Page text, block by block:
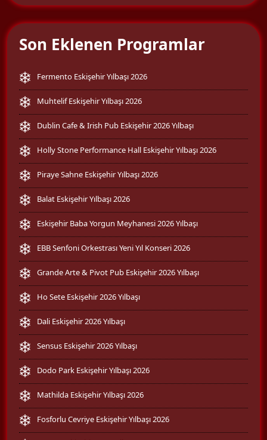
Son Eklenen Programlar
Fermento Eskişehir Yılbaşı 2026
Muhtelif Eskişehir Yılbaşı 2026
Dublin Cafe & Irish Pub Eskişehir 2026 Yılbaşı
Holly Stone Performance Hall Eskişehir Yılbaşı 2026
Piraye Sahne Eskişehir Yılbaşı 2026
Balat Eskişehir Yılbaşı 2026
Eskişehir Baba Yorgun Meyhanesi 2026 Yılbaşı
EBB Senfoni Orkestrası Yeni Yıl Konseri 2026
Grande Arte & Pivot Pub Eskişehir 2026 Yılbaşı
Ho Sete Eskişehir 2026 Yılbaşı
Dali Eskişehir 2026 Yılbaşı
Sensus Eskişehir 2026 Yılbaşı
Dodo Park Eskişehir Yılbaşı 2026
Mathilda Eskişehir Yılbaşı 2026
Fosforlu Cevriye Eskişehir Yılbaşı 2026